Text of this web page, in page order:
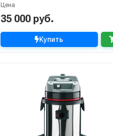
Цена
35 000 руб.
Купить